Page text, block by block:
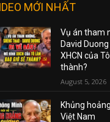
MỚI NHẤT
Vụ án tham
David
XHCN của
thành?
August 5, 2026
Khủng
Việt Nam